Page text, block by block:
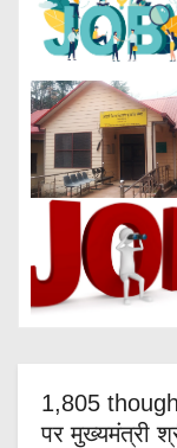
a
t
i
o
n
1,805
पर मुख्यमंत्री